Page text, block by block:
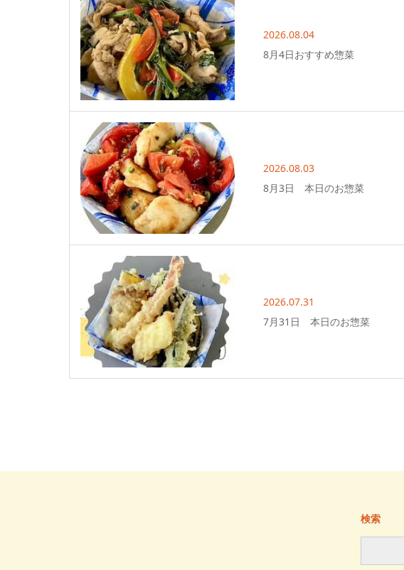
2026.08.04
8月4日おすすめ惣菜
2026.08.03
8月3日 本日のお惣菜
2026.07.31
7月31日 本日のお惣菜
検索